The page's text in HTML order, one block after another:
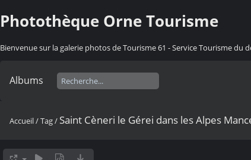
Photothèque Orne Tourisme
Bienvenue sur la galerie photos de Tourisme 61 - Service Tourisme
Albums
Accueil/Tag/ Saint Cèneri le Gérei dans les Alpes